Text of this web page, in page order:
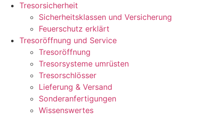
Tresorsicherheit
Sicherheitsklassen und Versicherung
Feuerschutz erklärt
Tresoröffnung und Service
Tresoröffnung
Tresorsysteme umrüsten
Tresorschlösser
Lieferung & Versand
Sonderanfertigungen
Wissenswertes